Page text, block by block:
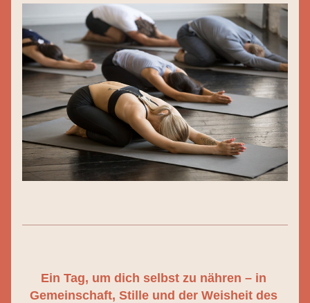
Ein Tag, um dich selbst zu nähren – in
Gemeinschaft, Stille und der Weisheit des